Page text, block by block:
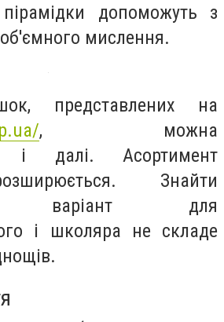
допоможуть з
мислення.
представлених на
, можна
і далі. Асортимент
Знайти
варіант для
і школяра не складе